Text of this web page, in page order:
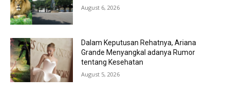
August 6, 2026
Dalam Keputusan Rehatnya, Ariana
Grande Menyangkal adanya Rumor
tentang Kesehatan
August 5, 2026